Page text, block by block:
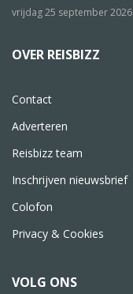
vrijdag 25 september 2026
OVER REISBIZZ
Contact
Adverteren
Reisbizz team
Inschrijven nieuwsbrief
Colofon
Privacy & Cookies
VOLG ONS